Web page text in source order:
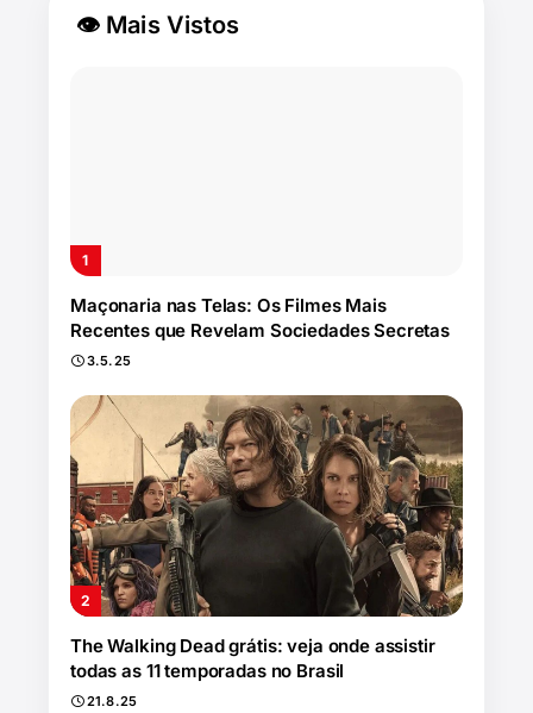
👁 Mais Vistos
Maçonaria nas Telas: Os Filmes Mais
Recentes que Revelam Sociedades Secretas
3.5.25
The Walking Dead grátis: veja onde assistir
todas as 11 temporadas no Brasil
21.8.25